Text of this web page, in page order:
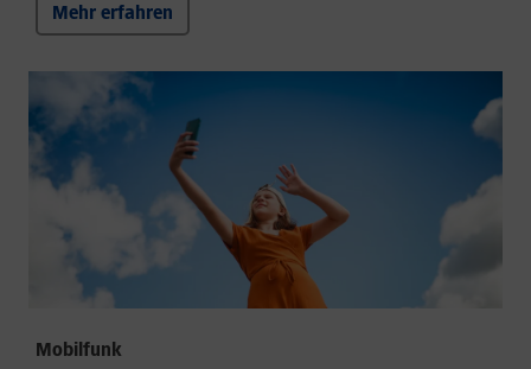
Mehr erfahren
Mobilfunk